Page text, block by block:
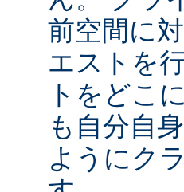
前空間に
エストを
トをどこ
も自分自
ようにク